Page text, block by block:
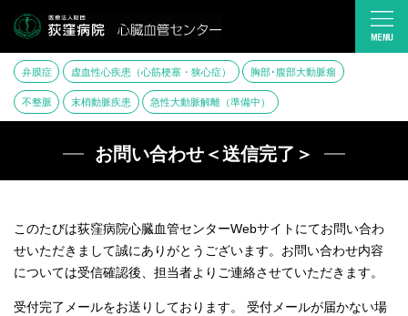
弁膜症 虚血性心疾患（心筋梗塞・狭心症） 胸部･腹部大動脈瘤
不整脈 末梢動脈疾患 急性大動脈解離（準備中）
お問い合わせ＜送信完了＞
このたびは荻窪病院心臓血管センターWebサイトにてお問い合わ
せいただきまして誠にありがとうございます。お問い合わせ内容
については受信確認後、担当者よりご連絡させていただきます。
受付完了メールをお送りしております。 受付メールが届かない場